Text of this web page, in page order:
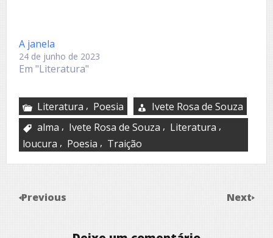
A janela
24 de junho de 2023
Em "Literatura"
Literatura , Poesia
Ivete Rosa de Souza
alma , Ivete Rosa de Souza , Literatura ,
loucura , Poesia , Traição
Previous Next